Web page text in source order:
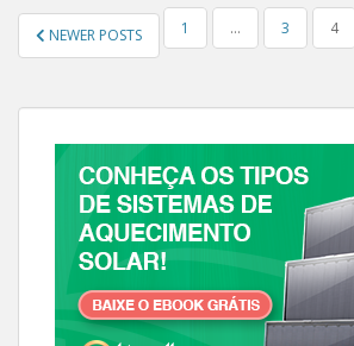
NAVEGAÇÃO POR POSTS
NEWER POSTS 1 … 3 4